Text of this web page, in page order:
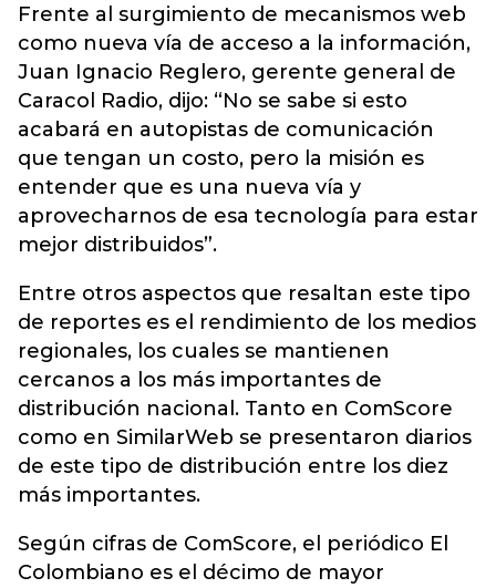
Frente al surgimiento de mecanismos web
como nueva vía de acceso a la información,
Juan Ignacio Reglero, gerente general de
Caracol Radio, dijo: “No se sabe si esto
acabará en autopistas de comunicación
que tengan un costo, pero la misión es
entender que es una nueva vía y
aprovecharnos de esa tecnología para estar
mejor distribuidos”.
Entre otros aspectos que resaltan este tipo
de reportes es el rendimiento de los medios
regionales, los cuales se mantienen
cercanos a los más importantes de
distribución nacional. Tanto en ComScore
como en SimilarWeb se presentaron diarios
de este tipo de distribución entre los diez
más importantes.
Según cifras de ComScore, el periódico El
Colombiano es el décimo de mayor